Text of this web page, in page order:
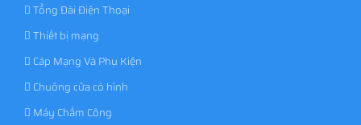
Tổng Đài Điện Thoại
Thiết bị mạng
Cáp Mạng Và Phụ Kiện
Chuông cửa có hình
Máy Chấm Công